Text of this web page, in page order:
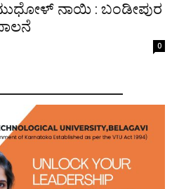
ಮುಧೋಳ್ ನಾಯಿ : ಬಂಡೀಪುರ
0